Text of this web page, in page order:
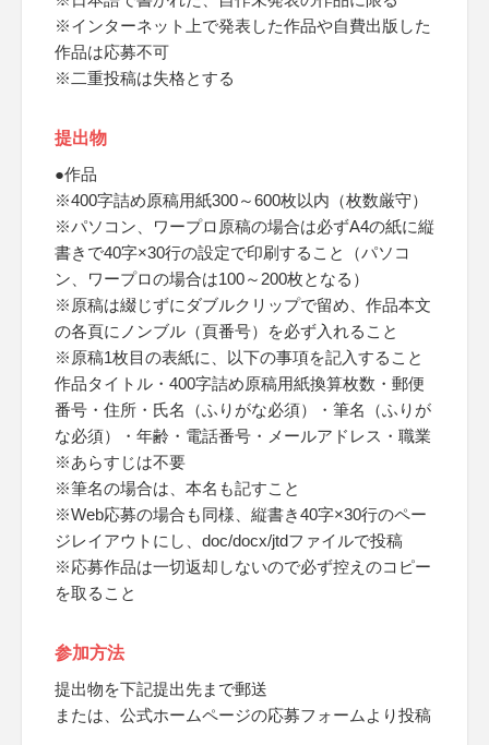
※インターネット上で発表した作品や自費出版した
作品は応募不可
※二重投稿は失格とする
提出物
●作品
※400字詰め原稿用紙300～600枚以内（枚数厳守）
※パソコン、ワープロ原稿の場合は必ずA4の紙に縦
書きで40字×30行の設定で印刷すること（パソコ
ン、ワープロの場合は100～200枚となる）
※原稿は綴じずにダブルクリップで留め、作品本文
の各頁にノンブル（頁番号）を必ず入れること
※原稿1枚目の表紙に、以下の事項を記入すること
作品タイトル・400字詰め原稿用紙換算枚数・郵便
番号・住所・氏名（ふりがな必須）・筆名（ふりが
な必須）・年齢・電話番号・メールアドレス・職業
※あらすじは不要
※筆名の場合は、本名も記すこと
※Web応募の場合も同様、縦書き40字×30行のペー
ジレイアウトにし、doc/docx/jtdファイルで投稿
※応募作品は一切返却しないので必ず控えのコピー
を取ること
参加方法
提出物を下記提出先まで郵送
または、公式ホームページの応募フォームより投稿